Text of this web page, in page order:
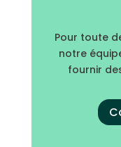
Pour toute
notre
fournir